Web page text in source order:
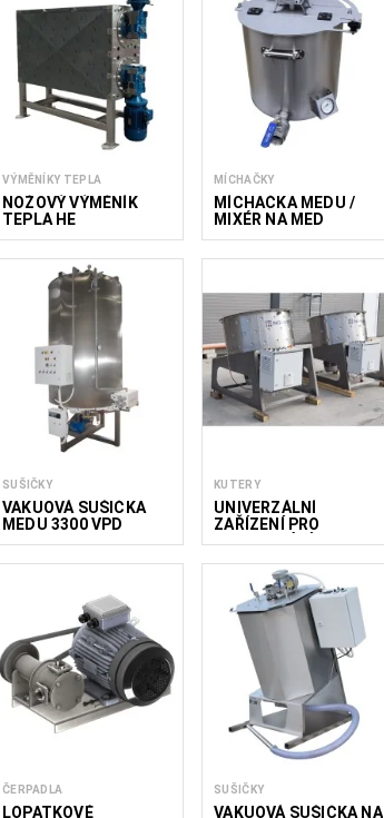
VÝMĚNÍKY TEPLA
NOŽOVÝ VÝMĚNÍK
TEPLA HE
MÍCHAČKY
MÍCHAČKA MEDU /
MIXÉR NA MED
SUŠIČKY
VAKUOVÁ SUŠIČKA
MEDU 3300 VPD
KUTERY
UNIVERZÁLNÍ
ZAŘÍZENÍ PRO
ZPRACOVÁNÍ
CUT 300
ČERPADLA
LOPATKOVÉ
SUŠIČKY
VAKUOVÁ SUŠIČKA NA